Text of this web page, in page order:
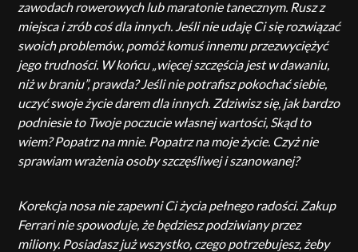
zawodach rowerowych lub maratonie tanecznym. Rusz z
miejsca i zrób coś dla innych. Jeśli nie udaję Ci się rozwiązać
swoich problemów, pomóż komuś innemu przezwyciężyć
jego trudności. W końcu „więcej szczęścia jest w dawaniu,
niż w braniu”, prawda? Jeśli nie potrafisz pokochać siebie,
uczyć swoje życie darem dla innych. Zdziwisz się, jak bardzo
podniesie to Twoje poczucie własnej wartości, Skąd to
wiem? Popatrz na mnie. Popatrz na moje życie. Czyż nie
sprawiam wrażenia osoby szczęśliwej i szanowanej?
Korekcja nosa nie zapewni Ci życia pełnego radości. Zakup
Ferrari nie spowoduje, że będziesz podziwiany przez
miliony. Posiadasz już wszystko, czego potrzebujesz, żeby